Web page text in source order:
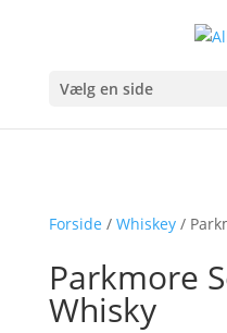
Vælg en side
Forside / Whiskey/
Parkmore
Whisky